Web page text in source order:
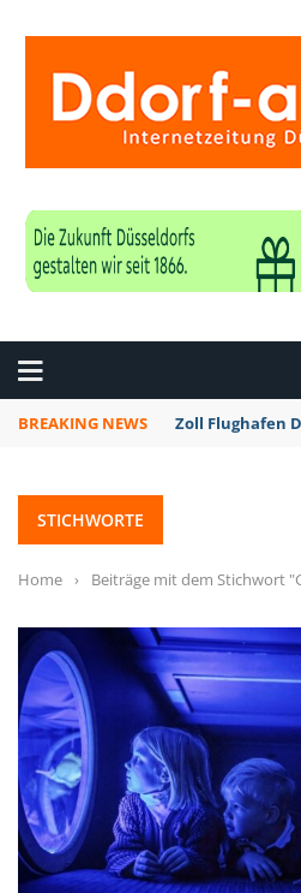
BREAKING NEWS Zoll Flughafen
STICHWORTE
Home › Beiträge mit dem Stichwort